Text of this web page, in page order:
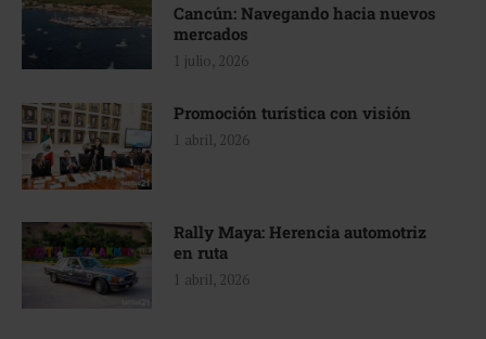
Cancún: Navegando hacia nuevos
mercados
1 julio, 2026
Promoción turística con visión
1 abril, 2026
Rally Maya: Herencia automotriz
en ruta
1 abril, 2026